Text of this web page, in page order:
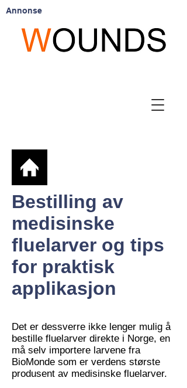
Annonse
Bestilling av
medisinske
fluelarver og tips
for praktisk
applikasjon
Det er dessverre ikke lenger mulig å
bestille fluelarver direkte i Norge, en
må selv importere larvene fra
BioMonde som er verdens største
produsent av medisinske fluelarver.